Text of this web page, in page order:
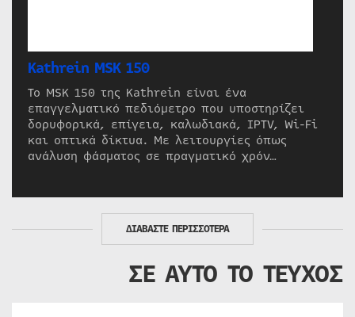
Kathrein MSK 150
Το MSK 150 της Kathrein είναι ένα
επαγγελματικό πεδιόμετρο που υποστηρίζει
δορυφορικά, επίγεια, καλωδιακά, IPTV, Wi-Fi
και οπτικά δίκτυα. Με λειτουργίες όπως
ανάλυση φάσματος σε πραγματικό χρόν…
ΔΙΑΒΑΣΤΕ ΠΕΡΙΣΣΟΤΕΡΑ
ΣΕ ΑΥΤΟ ΤΟ ΤΕΥΧΟΣ